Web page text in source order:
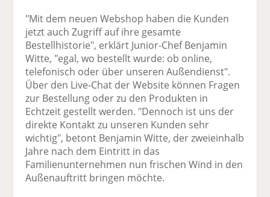
"Mit dem neuen Webshop haben die Kunden
jetzt auch Zugriff auf ihre gesamte
Bestellhistorie", erklärt Junior-Chef Benjamin
Witte, "egal, wo bestellt wurde: ob online,
telefonisch oder über unseren Außendienst".
Über den Live-Chat der Website können Fragen
zur Bestellung oder zu den Produkten in
Echtzeit gestellt werden. "Dennoch ist uns der
direkte Kontakt zu unseren Kunden sehr
wichtig", betont Benjamin Witte, der zweieinhalb
Jahre nach dem Eintritt in das
Familienunternehmen nun frischen Wind in den
Außenauftritt bringen möchte.